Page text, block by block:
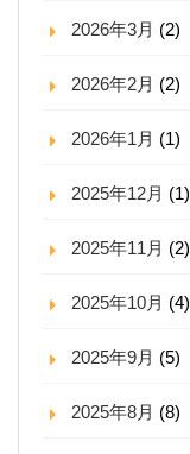
2026年3月 (2)
2026年2月 (2)
2026年1月 (1)
2025年12月 (1)
2025年11月 (2)
2025年10月 (4)
2025年9月 (5)
2025年8月 (8)